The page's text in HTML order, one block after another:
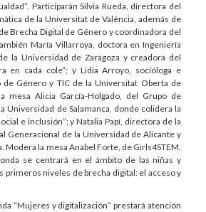
Participarán Silvia Rueda, directora del
de la Universitat de València, además de
Brecha Digital de Género y coordinadora del
María Villarroya, doctora en Ingeniería
la Universidad de Zaragoza y creadora del
en cada cole”; y Lidia Arroyo, socióloga e
de Género y TIC de la Universitat Oberta de
mesa Alicia García-Holgado, del Grupo de
Universidad de Salamanca, donde colidera la
e inclusión”; y Natalia Papí, directora de la
Generacional de la Universidad de Alicante y
Modera la mesa Anabel Forte, de Girls4STEM.
se centrará en el ámbito de las niñas y
primeros niveles de brecha digital: el acceso y
“Mujeres y digitalización” prestará atención